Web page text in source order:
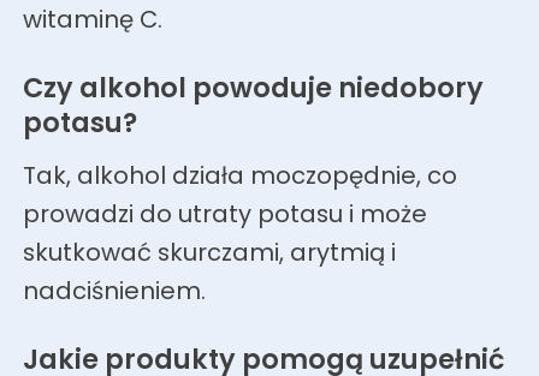
witaminę C.
Czy alkohol powoduje niedobory
potasu?
Tak, alkohol działa moczopędnie, co
prowadzi do utraty potasu i może
skutkować skurczami, arytmią i
nadciśnieniem.
Jakie produkty pomogą uzupełnić